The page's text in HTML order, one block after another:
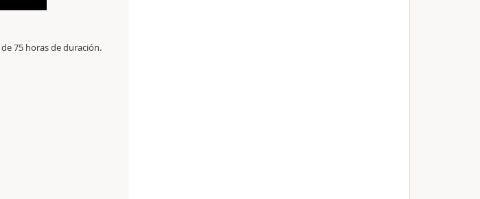
de 75 horas de duración.